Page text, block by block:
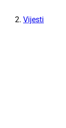
Vijesti